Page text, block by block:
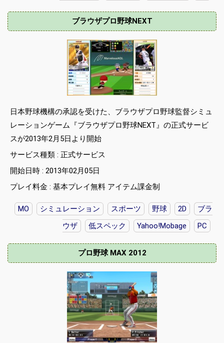
ブラウザプロ野球NEXT
日本野球機構の承認を受けた、ブラウザプロ野球監督シミュ
レーションゲーム『ブラウザプロ野球NEXT』の正式サービ
スが2013年2月5日より開始
サービス種類 : 正式サービス
開始日時 : 2013年02月05日
プレイ料金 : 基本プレイ無料 アイテム課金制
MO シミュレーション スポーツ 野球 2D
ブラ
ウザ
低スペック Yahoo!Mobage PC
プロ野球 MAX 2012